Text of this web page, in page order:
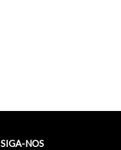
SIGA-NOS